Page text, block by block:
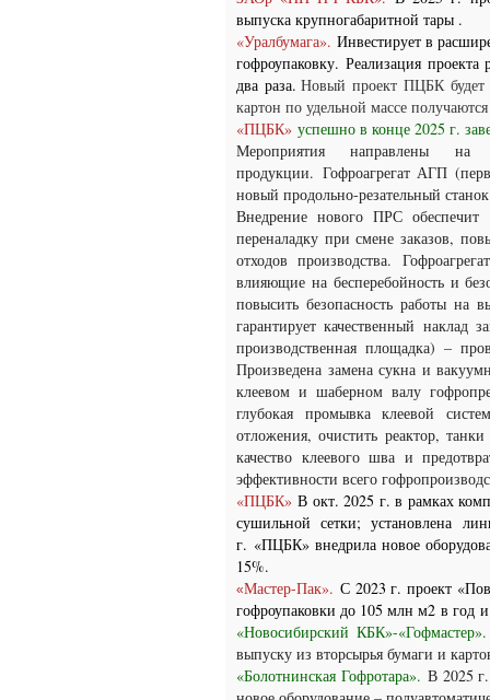
выпуска крупногабаритной тары .
«Уралбумага».Инвестирует в
гофроупаковку. Реализация проекта
два раза. Новый проект ПЦБК будет
картон по удельной массе
«ПЦБК» успешно в конце 2025 г.
Мероприятия направлены на
продукции. Гофроагрегат АГП
новый продольно-резательный
Внедрение нового ПРС обеспечит
переналадку при смене заказов,
отходов производства.
влияющие на бесперебойность и
повысить безопасность работы на
гарантирует качественный
производственная площадка) –
Произведена замена сукна и
клеевом и шаберном валу
глубокая промывка клеевой
отложения, очистить реактор,
качество клеевого шва и
эффективности всего
«ПЦБК»В окт. 2025 г. в рамках
сушильной сетки; установлена
г. «ПЦБК» внедрила новое
15%.
«Мастер-Пак». С 2023 г. проект
гофроупаковки до 105 млн м2 в год
«Новосибирский КБК»-
выпуску из вторсырья бумаги и
«Болотнинская Гофротара». В 2025